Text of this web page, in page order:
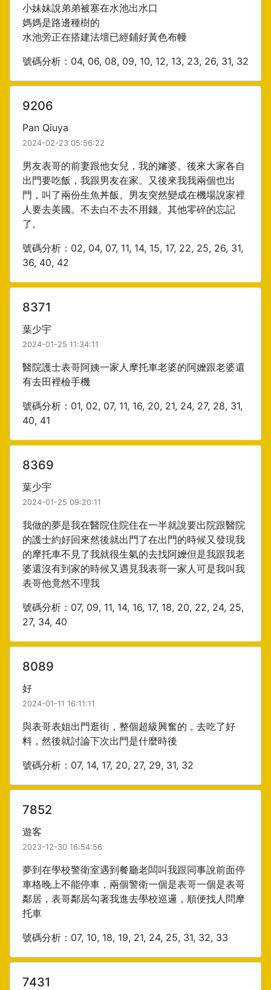
小妹妹說弟弟被塞在水池出水口
媽媽是路邊種樹的
水池旁正在搭建法壇已經鋪好黃色布幔
號碼分析：04, 06, 08, 09, 10, 12, 13, 23, 26, 31, 32
9206
Pan Qiuya
2024-02-23 05:56:22
男友表哥的前妻跟他女兒，我的嬸婆。後來大家各自
出門要吃飯，我跟男友在家。又後來我我兩個也出
門，叫了兩份生魚丼飯。男友突然變成在機場說家裡
人要去美國。不去白不去不用錢。其他零碎的忘記
了。
號碼分析：02, 04, 07, 11, 14, 15, 17, 22, 25, 26, 31,
36, 40, 42
8371
葉少宇
2024-01-25 11:34:11
醫院護士表哥阿姨一家人摩托車老婆的阿嬤跟老婆還
有去田裡檢手機
號碼分析：01, 02, 07, 11, 16, 20, 21, 24, 27, 28, 31,
40, 41
8369
葉少宇
2024-01-25 09:20:11
我做的夢是我在醫院住院住在一半就說要出院跟醫院
的護士約好回來然後就出門了在出門的時候又發現我
的摩托車不見了我就很生氣的去找阿嬤但是我跟我老
婆還沒有到家的時候又遇見我表哥一家人可是我叫我
表哥他竟然不理我
號碼分析：07, 09, 11, 14, 16, 17, 18, 20, 22, 24, 25,
27, 34, 40
8089
好
2024-01-11 16:11:11
與表哥表姐出門逛街，整個超級興奮的，去吃了好
料，然後就討論下次出門是什麼時後
號碼分析：07, 14, 17, 20, 27, 29, 31, 32
7852
遊客
2023-12-30 16:54:56
夢到在學校警衛室遇到餐廳老闆叫我跟同事說前面停
車格晚上不能停車，兩個警衛一個是表哥一個是表哥
鄰居，表哥鄰居勾著我進去學校巡邏，順便找人問摩
托車
號碼分析：07, 10, 18, 19, 21, 24, 25, 31, 32, 33
7431